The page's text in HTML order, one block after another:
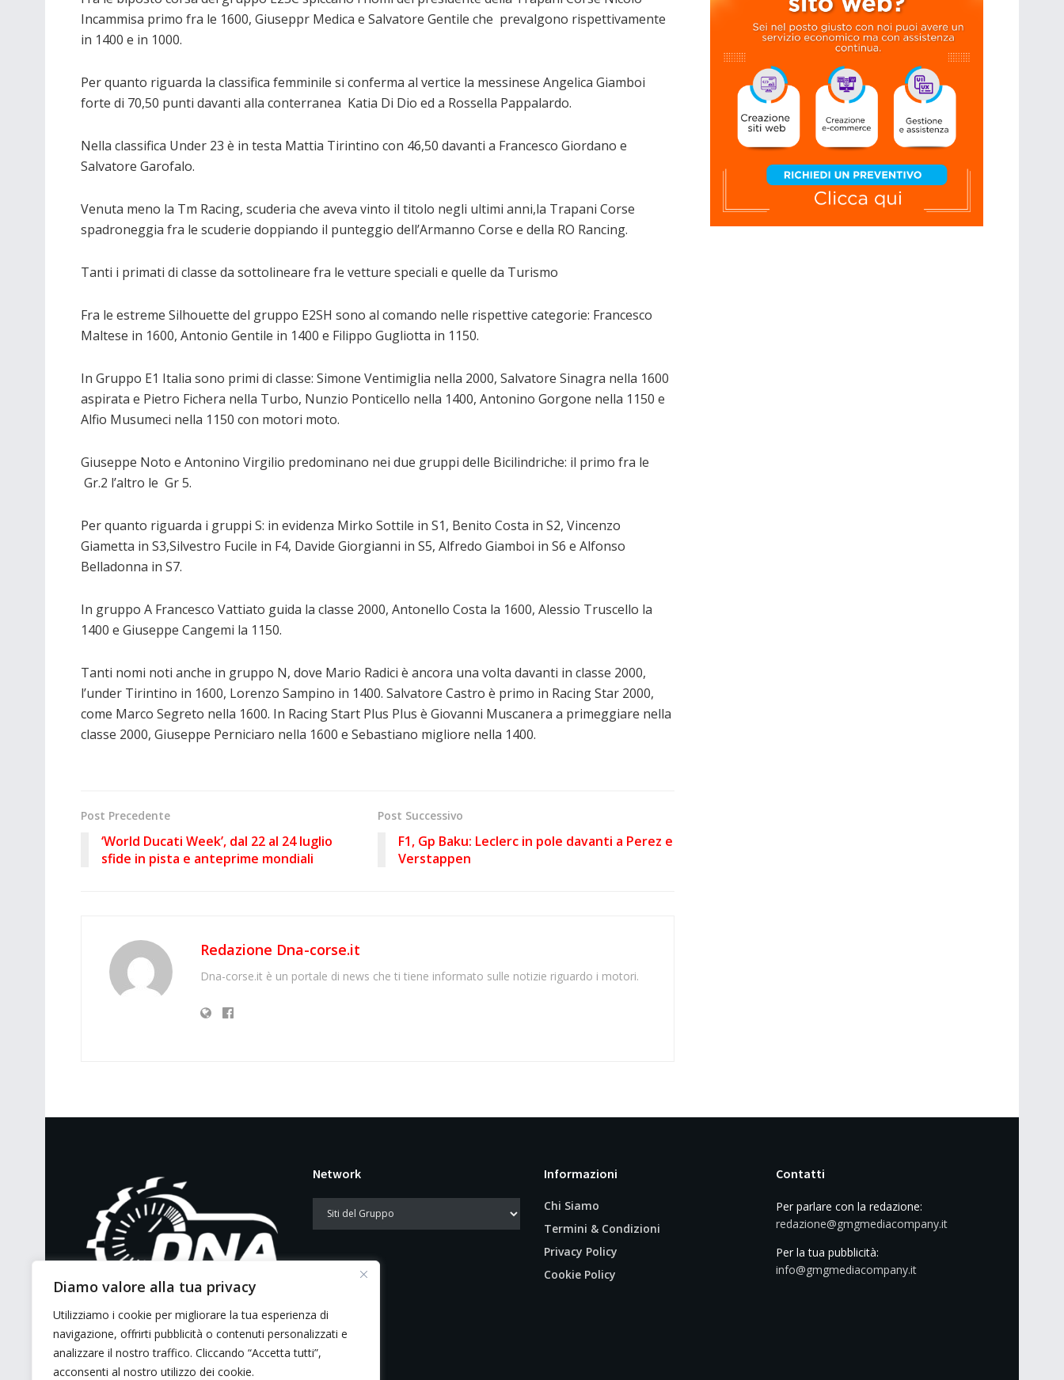
Diamo valore alla tua privacy
Utilizziamo i cookie per migliorare la tua esperienza di
navigazione, offrirti pubblicità o contenuti personalizzati e
analizzare il nostro traffico. Cliccando “Accetta tutti”,
acconsenti al nostro utilizzo dei cookie.
Incammisa primo fra le 1600, Giuseppr Medica e Salvatore Gentile che prevalgono rispettivamente
in 1400 e in 1000.
Per quanto riguarda la classifica femminile si conferma al vertice la messinese Angelica Giamboi
forte di 70,50 punti davanti alla conterranea Katia Di Dio ed a Rossella Pappalardo.
Nella classifica Under 23 è in testa Mattia Tirintino con 46,50 davanti a Francesco Giordano e
Salvatore Garofalo.
Venuta meno la Tm Racing, scuderia che aveva vinto il titolo negli ultimi anni,la Trapani Corse
spadroneggia fra le scuderie doppiando il punteggio dell’Armanno Corse e della RO Rancing.
Tanti i primati di classe da sottolineare fra le vetture speciali e quelle da Turismo
Fra le estreme Silhouette del gruppo E2SH sono al comando nelle rispettive categorie: Francesco
Maltese in 1600, Antonio Gentile in 1400 e Filippo Gugliotta in 1150.
In Gruppo E1 Italia sono primi di classe: Simone Ventimiglia nella 2000, Salvatore Sinagra nella 1600
aspirata e Pietro Fichera nella Turbo, Nunzio Ponticello nella 1400, Antonino Gorgone nella 1150 e
Alfio Musumeci nella 1150 con motori moto.
Giuseppe Noto e Antonino Virgilio predominano nei due gruppi delle Bicilindriche: il primo fra le
Gr.2 l’altro le Gr 5.
Per quanto riguarda i gruppi S: in evidenza Mirko Sottile in S1, Benito Costa in S2, Vincenzo
Giametta in S3,Silvestro Fucile in F4, Davide Giorgianni in S5, Alfredo Giamboi in S6 e Alfonso
Belladonna in S7.
In gruppo A Francesco Vattiato guida la classe 2000, Antonello Costa la 1600, Alessio Truscello la
1400 e Giuseppe Cangemi la 1150.
Tanti nomi noti anche in gruppo N, dove Mario Radici è ancora una volta davanti in classe 2000,
l’under Tirintino in 1600, Lorenzo Sampino in 1400. Salvatore Castro è primo in Racing Star 2000,
come Marco Segreto nella 1600. In Racing Start Plus Plus è Giovanni Muscanera a primeggiare nella
classe 2000, Giuseppe Perniciaro nella 1600 e Sebastiano migliore nella 1400.
Post Precedente
‘World Ducati Week’, dal 22 al 24 luglio
sfide in pista e anteprime mondiali
Post Successivo
F1, Gp Baku: Leclerc in pole davanti a Perez e
Verstappen
Redazione Dna-corse.it
Dna-corse.it è un portale di news che ti tiene informato sulle notizie riguardo i motori.
E’ un portale di news ai sensi del D.L.
7/5/2001 n. 62
Network Informazioni
Chi Siamo
Termini & Condizioni
Privacy Policy
Cookie Policy
Contatti
Per parlare con la redazione:
redazione@gmgmediacompany.it
Per la tua pubblicità:
info@gmgmediacompany.it